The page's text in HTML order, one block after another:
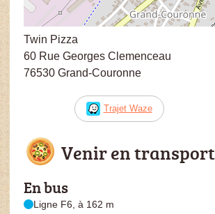
Twin Pizza
60 Rue Georges Clemenceau
76530 Grand-Couronne
Trajet Waze
Venir en
En bus
Ligne F6, à 162 m